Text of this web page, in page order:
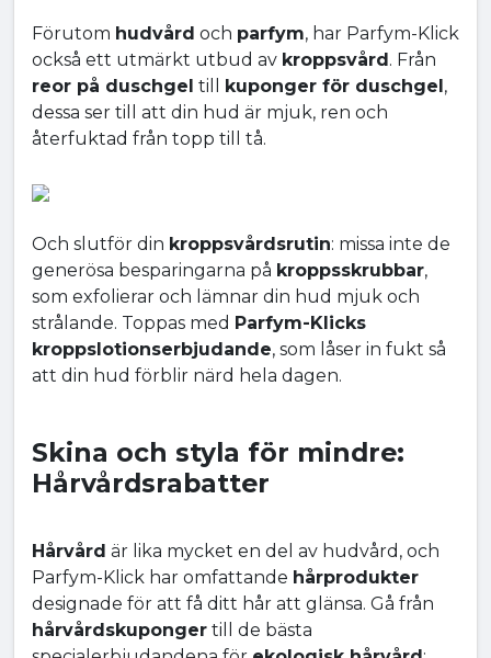
Förutom hudvård och parfym, har Parfym-Klick
också ett utmärkt utbud av kroppsvård . Från
reor på duschgel till kuponger för duschgel ,
dessa ser till att din hud är mjuk, ren och
återfuktad från topp till tå.
Och slutför din kroppsvårdsrutin: missa inte de
generösa besparingarna på kroppsskrubbar,
som exfolierar och lämnar din hud mjuk och
strålande. Toppas med Parfym-Klicks
kroppslotionserbjudande, som låser in fukt så
att din hud förblir närd hela dagen.
Skina och styla för mindre:
Hårvårdsrabatter
Hårvård är lika mycket en del av hudvård, och
Parfym-Klick har omfattande hårprodukter
designade för att få ditt hår att glänsa. Gå från
hårvårdskuponger till de bästa